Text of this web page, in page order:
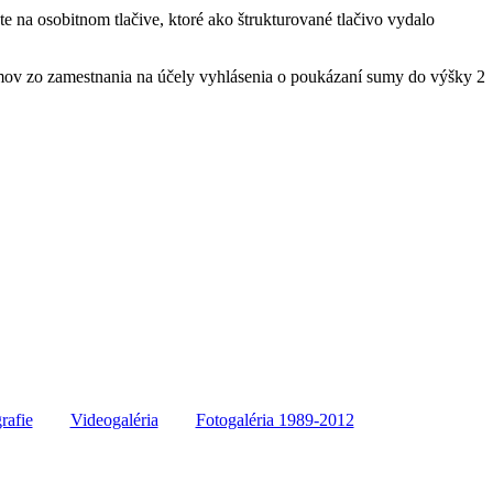
na osobitnom tlačive, ktoré ako štrukturované tlačivo vydalo
zo zamestnania na účely vyhlásenia o poukázaní sumy do výšky 2
Videogaléria Fotogaléria 1989-2012